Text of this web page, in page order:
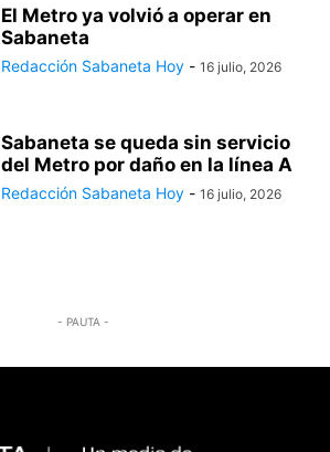
El Metro ya volvió a operar en
Sabaneta
Redacción Sabaneta Hoy - 16 julio, 2026
Sabaneta se queda sin servicio
del Metro por daño en la línea A
Redacción Sabaneta Hoy - 16 julio, 2026
- PAUTA -